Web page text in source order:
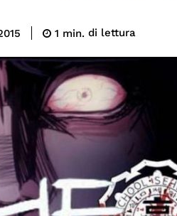
1 min. di lettura